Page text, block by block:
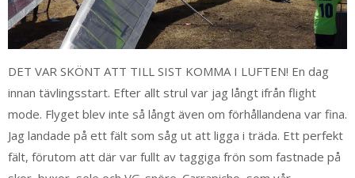
DET VAR SKÖNT ATT TILL SIST KOMMA I LUFTEN! En dag
innan tävlingsstart. Efter allt strul var jag långt ifrån flight
mode. Flyget blev inte så långt även om förhållandena var fina.
Jag landade på ett fält som såg ut att ligga i träda. Ett perfekt
fält, förutom att där var fullt av taggiga frön som fastnade på